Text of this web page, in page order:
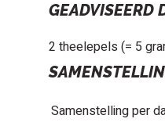
GEADVISEERD
2 theelepels (= 5
Samenstelling per